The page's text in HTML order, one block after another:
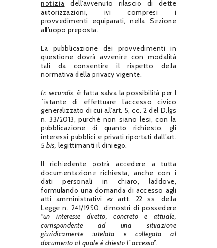
notizia dell’avvenuto rilascio di dette
autorizzazioni, ivi compresi i
provvedimenti equiparati, nella Sezione
all’uopo preposta.
La pubblicazione dei provvedimenti in
questione dovrà avvenire con modalità
tali da consentire il rispetto della
normativa della privacy vigente.
In secundis, è fatta salva la possibilità per l
´istante di effettuare l’accesso civico
generalizzato di cui all’art. 5, co. 2 del D.lgs
n. 33/2013, purché non siano lesi, con la
pubblicazione di quanto richiesto, gli
interessi pubblici e privati riportati dall’art.
5 bis, legittimanti il diniego.
Il richiedente potrà accedere a tutta
documentazione richiesta, anche con i
dati personali in chiaro, laddove,
formulando una domanda di accesso agli
atti amministrativi ex artt. 22 ss. della
Legge n. 241/1990, dimostri di possedere
“un interesse diretto, concreto e attuale,
corrispondente ad una situazione
giuridicamente tutelata e collegata al
documento al quale è chiesto l´accesso”.